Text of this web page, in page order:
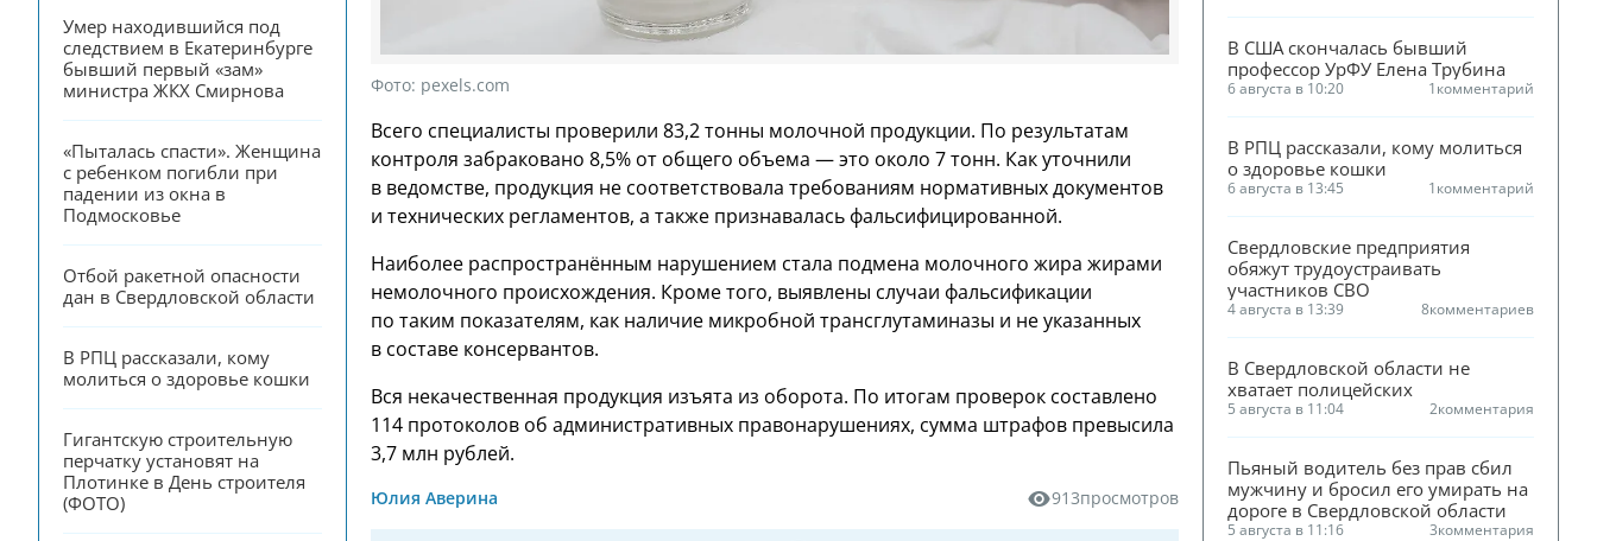
Умер находившийся под
следствием в Екатеринбурге
бывший первый «зам»
министра ЖКХ Смирнова
«Пыталась спасти». Женщина
с ребенком погибли при
падении из окна в
Подмосковье
Отбой ракетной опасности
дан в Свердловской области
В РПЦ рассказали, кому
молиться о здоровье кошки
Гигантскую строительную
перчатку установят на
Плотинке в День строителя
(ФОТО)
Фото: pexels.com
Всего специалисты проверили 83,2 тонны молочной продукции. По результатам
контроля забраковано 8,5% от общего объема — это около 7 тонн. Как уточнили
в ведомстве, продукция не соответствовала требованиям нормативных документов
и технических регламентов, а также признавалась фальсифицированной.
Наиболее распространённым нарушением стала подмена молочного жира жирами
немолочного происхождения. Кроме того, выявлены случаи фальсификации
по таким показателям, как наличие микробной трансглутаминазы и не указанных
в составе консервантов.
Вся некачественная продукция изъята из оборота. По итогам проверок составлено
114 протоколов об административных правонарушениях, сумма штрафов превысила
3,7 млн рублей.
Юлия Аверина 913просмотров
В США скончалась бывший
профессор УрФУ Елена Трубина
6 августа в 10:20 1комментарий
В РПЦ рассказали, кому молиться
о здоровье кошки
6 августа в 13:45 1комментарий
Свердловские предприятия
обяжут трудоустраивать
участников СВО
4 августа в 13:39 8комментариев
В Свердловской области не
хватает полицейских
5 августа в 11:04 2комментария
Пьяный водитель без прав сбил
мужчину и бросил его умирать на
дороге в Свердловской области
5 августа в 11:16 3комментария